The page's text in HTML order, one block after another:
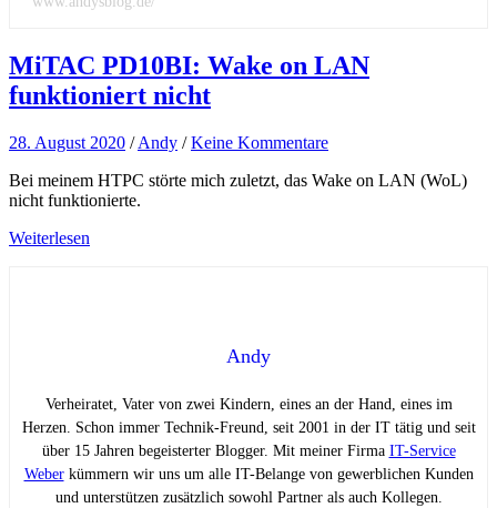
MiTAC PD10BI: Wake on LAN
funktioniert nicht
28. August 2020 /Andy /Keine Kommentare
Bei meinem HTPC störte mich zuletzt, das Wake on LAN (WoL)
nicht funktionierte.
Weiterlesen
Andy
Verheiratet, Vater von zwei Kindern, eines an der Hand, eines im
Herzen. Schon immer Technik-Freund, seit 2001 in der IT tätig und seit
über 15 Jahren begeisterter Blogger. Mit meiner Firma IT-Service
Weberkümmern wir uns um alle IT-Belange von gewerblichen Kunden
und unterstützen zusätzlich sowohl Partner als auch Kollegen.